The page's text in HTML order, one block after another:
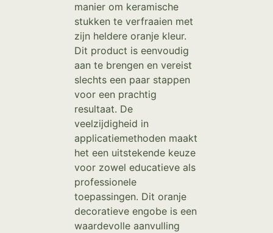
manier om keramische
stukken te verfraaien met
zijn heldere oranje kleur.
Dit product is eenvoudig
aan te brengen en vereist
slechts een paar stappen
voor een prachtig
resultaat. De
veelzijdigheid in
applicatiemethoden maakt
het een uitstekende keuze
voor zowel educatieve als
professionele
toepassingen. Dit oranje
decoratieve engobe is een
waardevolle aanvulling